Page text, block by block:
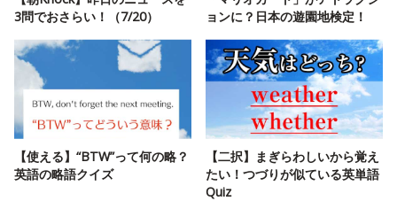
3問でおさらい！（7/20）
ョンに？日本の遊園地検定！
【使える】“BTW”って何の略？
英語の略語クイズ
【二択】まぎらわしいから覚え
たい！つづりが似ている英単語
Quiz